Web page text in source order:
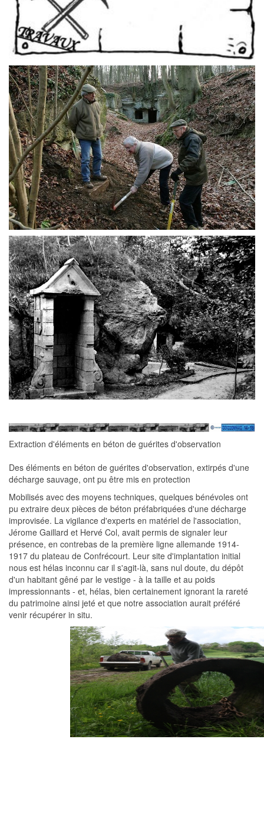
Extraction d'éléments en béton de guérites d'observation
Des éléments en béton de guérites d'observation, extirpés d'une
décharge sauvage, ont pu être mis en protection
Mobilisés avec des moyens techniques, quelques bénévoles ont
pu extraire deux pièces de béton préfabriquées d'une décharge
improvisée. La vigilance d'experts en matériel de l'association,
Jérome Gaillard et Hervé Col, avait permis de signaler leur
présence, en contrebas de la première ligne allemande 1914-
1917 du plateau de Confrécourt. Leur site d'implantation initial
nous est hélas inconnu car il s'agit-là, sans nul doute, du dépôt
d'un habitant gêné par le vestige - à la taille et au poids
impressionnants - et, hélas, bien certainement ignorant la rareté
du patrimoine ainsi jeté et que notre association aurait préféré
venir récupérer in situ.